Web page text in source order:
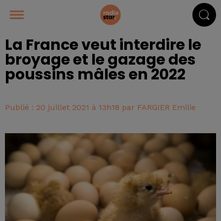
La France veut interdire le
broyage et le gazage des
poussins mâles en 2022
Publié : 20 juillet 2021 à 13h18 par FARGIER Emilie